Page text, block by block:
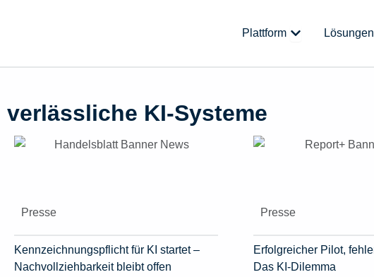
Plattform Öffne Plattform
Lösungen
verlässliche KI-Systeme
Presse
Kennzeichnungspflicht für KI startet –
Nachvollziehbarkeit bleibt offen
Presse
Erfolgreicher Pilot,
Das KI-Dilemma